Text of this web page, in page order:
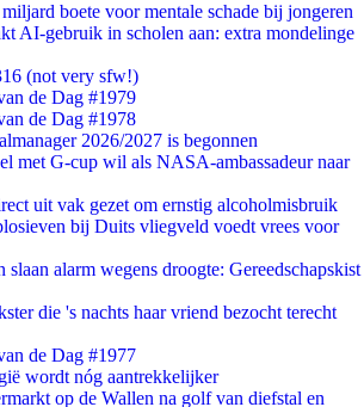
boete voor mentale schade bij jongeren
AI-gebruik in scholen aan: extra mondelinge
(not very sfw!)
de Dag #1979
de Dag #1978
2026/2027 is begonnen
met G-cup wil als NASA-ambassadeur naar
uit vak gezet om ernstig alcoholmisbruik
bij Duits vliegveld voedt vrees voor
slaan alarm wegens droogte: Gereedschapskist
die 's nachts haar vriend bezocht terecht
de Dag #1977
wordt nóg aantrekkelijker
op de Wallen na golf van diefstal en